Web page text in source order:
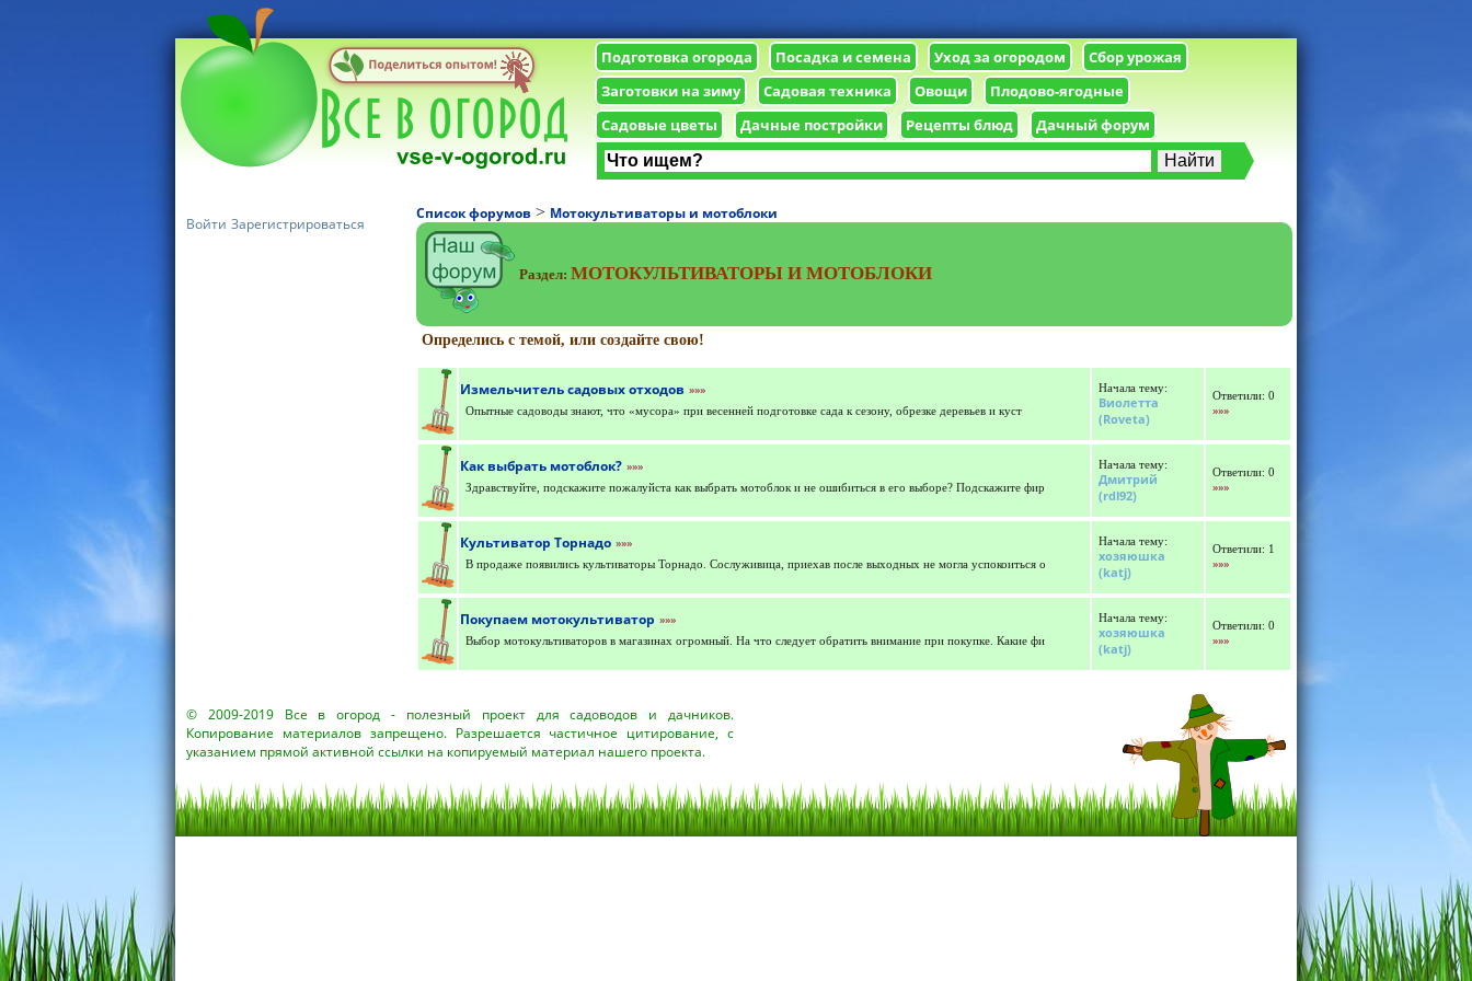
Подготовка огорода Посадка и семена Уход за огородом
Сбор урожая
Заготовки на зиму
Садовая техника Овощи
Плодово-ягодные
Садовые цветы
Дачные постройки Рецепты блюд Дачный форум
Войти Зарегистрироваться
Список форумов > Мотокультиваторы и мотоблоки
Раздел: МОТОКУЛЬТИВАТОРЫ И МОТОБЛОКИ
Определись с темой, или создайте свою!
Измельчитель садовых отходов »»»
Опытные садоводы знают, что «мусора» при весенней подготовке сада к сезону, обрезке деревьев и куст
Начала тему:
Виолетта
(Roveta)
Ответили: 0
»»»
Как выбрать мотоблок? »»»
Здравствуйте, подскажите пожалуйста как выбрать мотоблок и не ошибиться в его выборе? Подскажите фир
Начала тему:
Дмитрий
(rdl92)
Ответили: 0
»»»
Культиватор Торнадо »»»
В продаже появились культиваторы Торнадо. Сослуживица, приехав после выходных не могла успокоиться о
Начала тему:
хозяюшка
(katj)
Ответили: 1
»»»
Покупаем мотокультиватор »»»
Выбор мотокультиваторов в магазинах огромный. На что следует обратить внимание при покупке. Какие фи
Начала тему:
хозяюшка
(katj)
Ответили: 0
»»»
© 2009-2019 Все в огород - полезный проект для садоводов и дачников.
Копирование материалов запрещено. Разрешается частичное цитирование, с
указанием прямой активной ссылки на копируемый материал нашего проекта.